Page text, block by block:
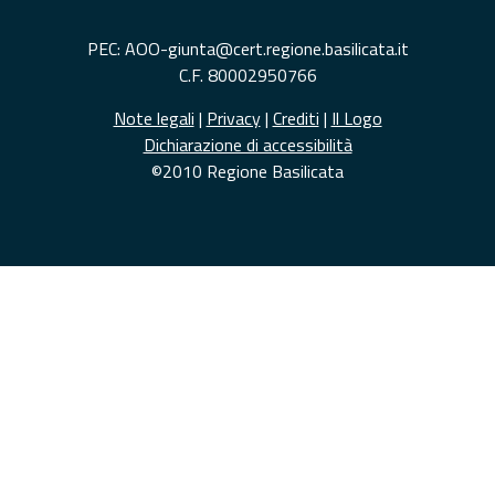
PEC: AOO-giunta@cert.regione.basilicata.it
C.F. 80002950766
Note legali | Privacy| Crediti | Il Logo
Dichiarazione di accessibilità
©2010 Regione Basilicata